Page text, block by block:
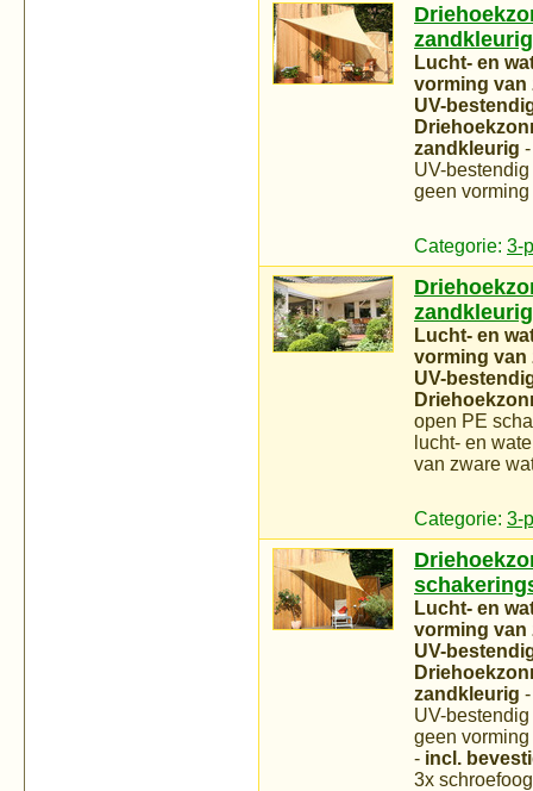
Lucht- en
vorming van
UV-
zandkleurig
UV-
geen
Categorie: 3-
Lucht- en
vorming van
UV-
open PE
lucht- en
van zware
Categorie: 3-
Lucht- en
vorming van
UV-
zandkleurig
UV-
geen
- incl.
3x